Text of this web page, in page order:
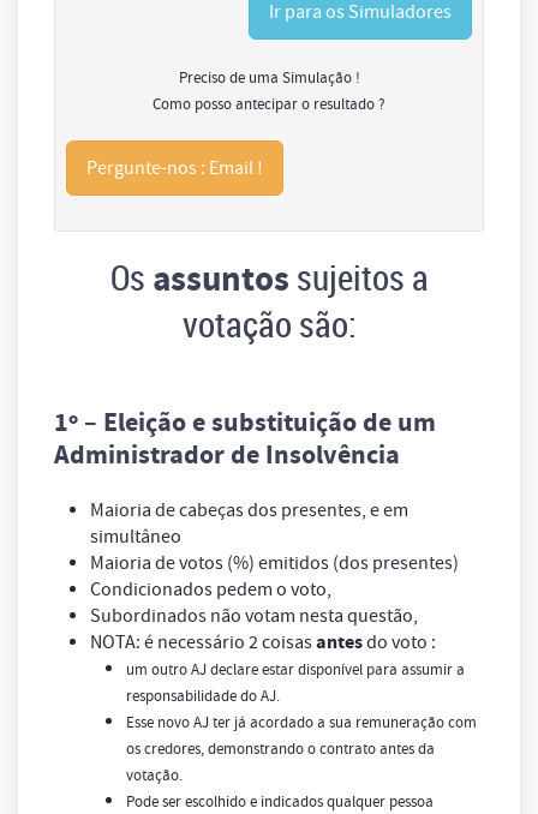
Ir para os Simuladores
Preciso de uma Simulação !
Como posso antecipar o resultado ?
Pergunte-nos : Email !
Os assuntos sujeitos a
votação são:
1º – Eleição e substituição de um
Administrador de Insolvência
Maioria de cabeças dos presentes, e em
simultâneo
Maioria de votos (%) emitidos (dos presentes)
Condicionados pedem o voto,
Subordinados não votam nesta questão,
NOTA: é necessário 2 coisasantesdo voto :
um outro AJ declare estar disponível para assumir a
responsabilidade do AJ.
Esse novo AJ ter já acordado a sua remuneração com
os credores, demonstrando o contrato antes da
votação.
Pode ser escolhido e indicados qualquer pessoa